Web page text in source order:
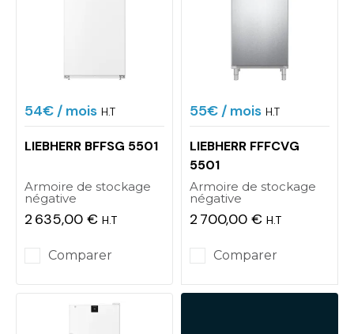
54€/ mois H.T
LIEBHERR BFFSG 5501
Armoire de stockage
négative
2 635,00 € H.T
Comparer
55€/ mois H.T
LIEBHERR FFFCVG
5501
Armoire de stockage
négative
2 700,00 € H.T
Comparer